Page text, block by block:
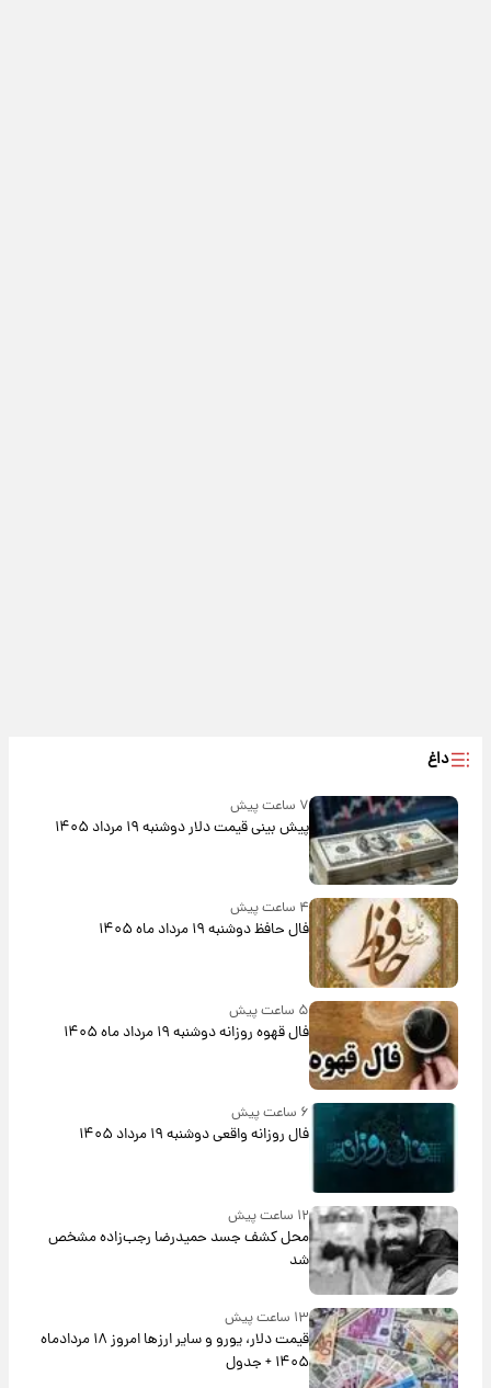
داغ
۷ ساعت پیش
پیش‌ بینی قیمت دلار دوشنبه ۱۹ مرداد ۱۴۰۵
۴ ساعت پیش
فال حافظ دوشنبه ۱۹ مرداد ماه ۱۴۰۵
۵ ساعت پیش
فال قهوه روزانه دوشنبه ۱۹ مرداد ماه ۱۴۰۵
فال روزانه واقعی دوشنبه ۱۹ مرداد ۱۴۰۵
۱۲ ساعت پیش
محل کشف جسد حمیدرضا رجب‌زاده مشخص
شد
۱۳ ساعت پیش
قیمت دلار، یورو و سایر ارزها امروز ۱۸ مردادماه
۱۴۰۵ + جدول